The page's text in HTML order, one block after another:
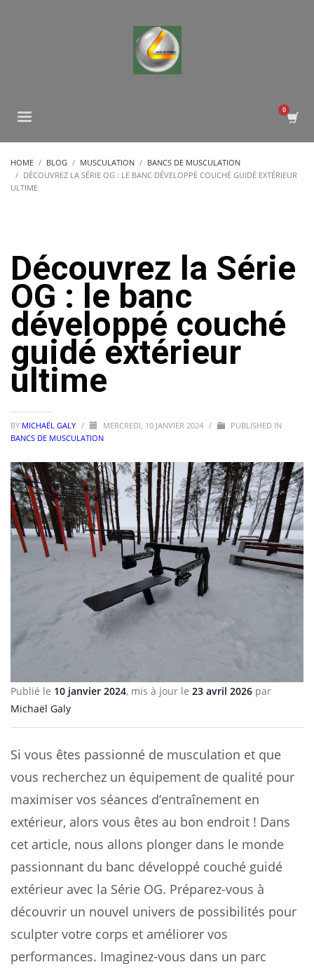
HOME BLOG MUSCULATION
BANCS DE MUSCULATION
DÉCOUVREZ LA SÉRIE OG : LE BANC DÉVELOPPÉ COUCHÉ GUIDÉ EXTÉRIEUR
ULTIME
Découvrez la Série
OG : le banc
développé couché
guidé extérieur
ultime
BY MICHAËL GALY / MERCREDI, 10 JANVIER 2024 /
PUBLISHED IN
BANCS DE MUSCULATION
Publié le 10 janvier 2024, mis à jour le 23 avril 2026 par
Michaël Galy
Si vous êtes passionné de musculation et que
vous recherchez un équipement de qualité pour
maximiser vos séances d’entraînement en
extérieur, alors vous êtes au bon endroit ! Dans
cet article, nous allons plonger dans le monde
passionnant du banc développé couché guidé
extérieur avec la Série OG. Préparez-vous à
découvrir un nouvel univers de possibilités pour
sculpter votre corps et améliorer vos
performances. Imaginez-vous dans un parc